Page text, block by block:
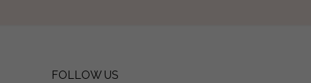
FOLLOW US